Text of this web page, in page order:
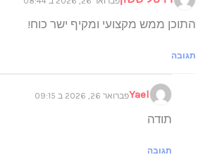
התוכן ממש מקצועי ומקיף ישר כוח!
תגובה
Yaelפברואר 26, 2026 ב 09:15
תודה
תגובה